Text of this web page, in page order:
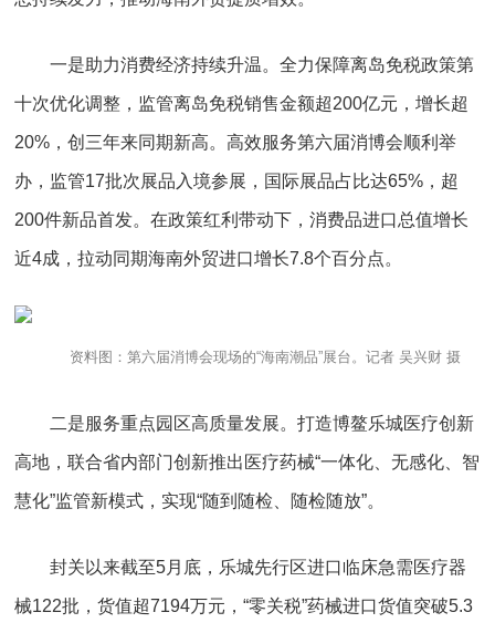
一是助力消费经济持续升温。全力保障离岛免税政策第
十次优化调整，监管离岛免税销售金额超200亿元，增长超
20%，创三年来同期新高。高效服务第六届消博会顺利举
办，监管17批次展品入境参展，国际展品占比达65%，超
200件新品首发。在政策红利带动下，消费品进口总值增长
近4成，拉动同期海南外贸进口增长7.8个百分点。
资料图：第六届消博会现场的“海南潮品”展台。记者 吴兴财 摄
二是服务重点园区高质量发展。打造博鳌乐城医疗创新
高地，联合省内部门创新推出医疗药械“一体化、无感化、智
慧化”监管新模式，实现“随到随检、随检随放”。
封关以来截至5月底，乐城先行区进口临床急需医疗器
械122批，货值超7194万元，“零关税”药械进口货值突破5.3